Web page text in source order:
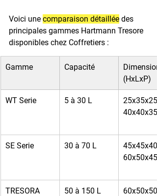
Voici une comparaison détaillée des
principales gammes Hartmann Tresore
disponibles chez Coffretiers :
Gamme Capacité
(HxLxP)
WT Serie 5 à 30 L
25x35x25
40x40x35
SE Serie 30 à 70 L
45x45x40
60x50x45
TRESORA
50 à 150 L
60x50x50